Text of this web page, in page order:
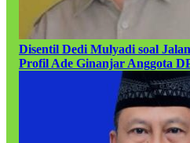
Disentil Dedi Mulyadi soal
Profil Ade Ginanjar Anggota